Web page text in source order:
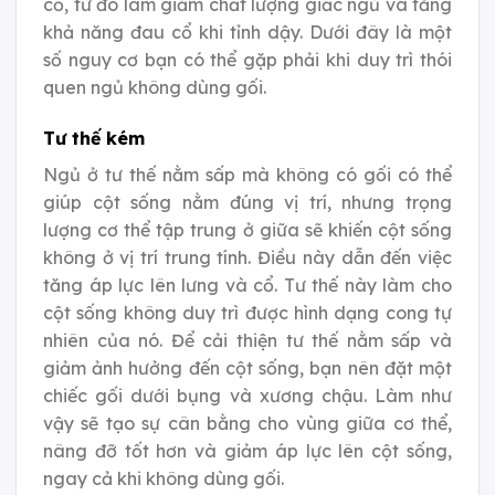
cổ, từ đó làm giảm chất lượng giấc ngủ và tăng
khả năng đau cổ khi tỉnh dậy. Dưới đây là một
số nguy cơ bạn có thể gặp phải khi duy trì thói
quen ngủ không dùng gối.
Tư thế kém
Ngủ ở tư thế nằm sấp mà không có gối có thể
giúp cột sống nằm đúng vị trí, nhưng trọng
lượng cơ thể tập trung ở giữa sẽ khiến cột sống
không ở vị trí trung tính. Điều này dẫn đến việc
tăng áp lực lên lưng và cổ. Tư thế này làm cho
cột sống không duy trì được hình dạng cong tự
nhiên của nó. Để cải thiện tư thế nằm sấp và
giảm ảnh hưởng đến cột sống, bạn nên đặt một
chiếc gối dưới bụng và xương chậu. Làm như
vậy sẽ tạo sự cân bằng cho vùng giữa cơ thể,
nâng đỡ tốt hơn và giảm áp lực lên cột sống,
ngay cả khi không dùng gối.